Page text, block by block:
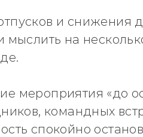
и снижения
мыслить на
мероприятия «до
командных
спокойно